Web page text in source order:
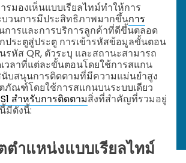
รมองเห็นแบบเรียลไทม์ทำให้การ
วนการมีประสิทธิภาพมากขึ้นการ
การและการบริการลูกค้าที่ดีขึ้นตลอด
ประตูสู่ประตู การเข้ารหัสข้อมูลขั้นตอน
รหัส QR, ตัวระบุ และสถานะสามารถ
วลาที่แต่ละขั้นตอนโดยใช้การสแกน
นับสนุนการติดตามที่มีความแม่นยำสูง
ภัณฑ์โดยใช้การสแกนบนระบบเดียว
สำหรับการติดตามสิ่งที่สำคัญที่รวมอยู่
มีดังนี้:
ตำแหน่งแบบเรียลไทม์